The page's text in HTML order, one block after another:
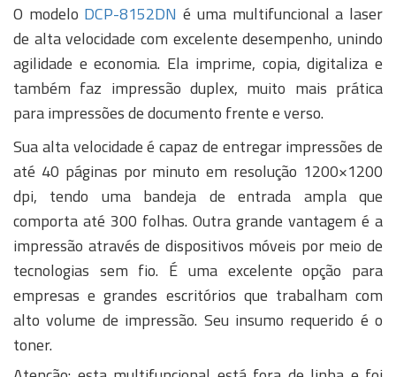
O modelo DCP-8152DN é uma multifuncional a laser
de alta velocidade com excelente desempenho, unindo
agilidade e economia. Ela imprime, copia, digitaliza e
também faz impressão duplex, muito mais prática
para impressões de documento frente e verso.
Sua alta velocidade é capaz de entregar impressões de
até 40 páginas por minuto em resolução 1200×1200
dpi, tendo uma bandeja de entrada ampla que
comporta até 300 folhas. Outra grande vantagem é a
impressão através de dispositivos móveis por meio de
tecnologias sem fio. É uma excelente opção para
empresas e grandes escritórios que trabalham com
alto volume de impressão. Seu insumo requerido é o
toner.